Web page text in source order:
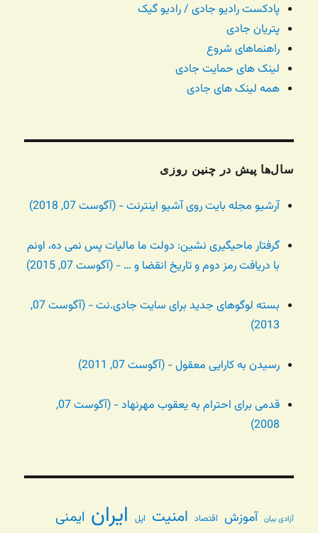
پادکست رادیو جادی / رادیو گیک
پتریان جادی
راهنماهای شروع
لینک های حمایت جادی
همه لینک های جادی
سال‌ها پیش در چنین روزی
آرشیو مجله بایت روی آشیو اینترنت - (آگوست 07, 2018)
گرفتار ماحیگیری نشین: دولت ما مالیات پس نمی ده، اونم
با دریافت رمز دوم و تاریخ انقضا و … - (آگوست 07, 2015)
بسته لوگوهای جدید برای سایت جادی.نت - (آگوست 07,
2013)
رسیدن به کارایی معقول - (آگوست 07, 2011)
قدمی برای احترام به یعقوب مهرنهاد - (آگوست 07,
2008)
آزادی بیان آموزش اقتصاد امنیت اپل ایران ایمنی